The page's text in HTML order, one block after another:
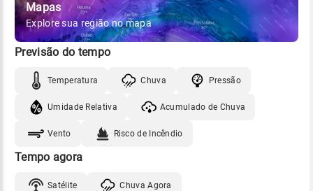
Mapas
Explore sua região no mapa
Previsão do tempo
Temperatura Chuva Pressão
Umidade Relativa Acumulado de Chuva
Vento Risco de Incêndio
Tempo agora
Satélite Chuva Agora